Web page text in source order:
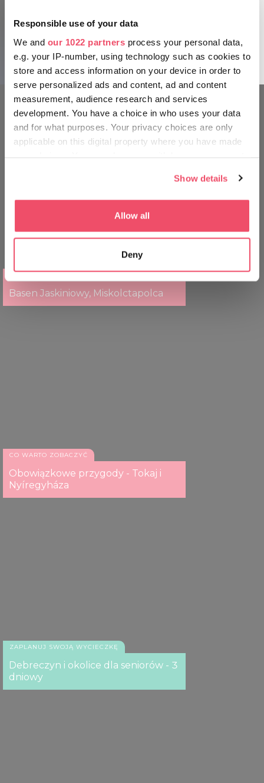
Responsible use of your data
We and our 1022 partners process your personal data,
e.g. your IP-number, using technology such as cookies to
store and access information on your device in order to
serve personalized ads and content, ad and content
measurement, audience research and services
development. You have a choice in who uses your data
and for what purposes. Your privacy choices are only
applicable on this digital property where you have made
If you allow, we would also like to:
which can be accurate to within several meters
Identify your device by actively scanning it for
specific characteristics (fingerprinting)
Find out more about how your personal data is processed
and set your preferences in the
Show details
Allow all
Deny
odkryć tajniki rzemiosła w wielu kreatywnych domach
garncarza.
PODRÓŻUJ TAK JAK WĘGRZY
CO WARTO ZOBACZYĆ
Basen Jaskiniowy, Miskolctapolca
CO WARTO ZOBACZYĆ
Obowiązkowe przygody - Tokaj i
Nyíregyháza
ZAPLANUJ SWOJĄ WYCIECZKĘ
Debreczyn i okolice dla seniorów - 3
dniowy